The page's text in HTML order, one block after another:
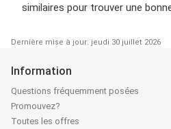
similaires pour trouver une
Dernière mise à jour: jeudi 30 juillet 2026
Information
Questions fréquemment posées
Promouvez?
Toutes les offres